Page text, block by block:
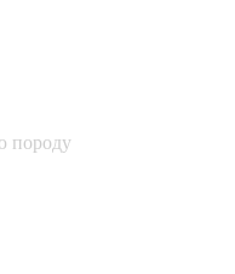
породу